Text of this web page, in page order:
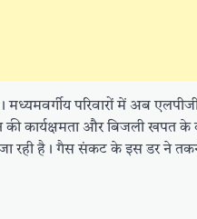
परिवारों में अब
की कार्यक्षमता और बिजली
रही है। गैस संकट के इस डर ने